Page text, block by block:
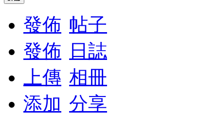
發佈 帖子
發佈
日誌
上傳 相冊
添加 分享